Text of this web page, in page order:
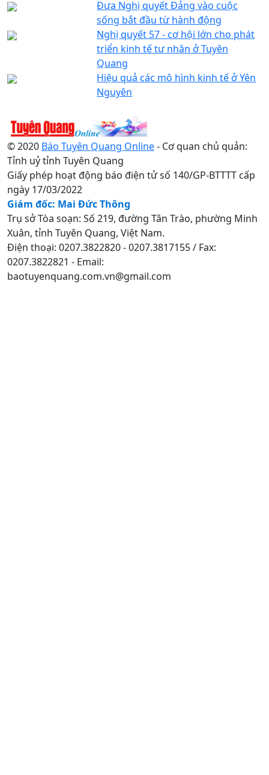
Đưa Nghị quyết Đảng vào cuộc
sống bắt đầu từ hành động
Nghị quyết 57 - cơ hội lớn cho phát
triển kinh tế tư nhân ở Tuyên
Quang
Hiệu quả các mô hình kinh tế ở Yên
Nguyên
© 2020 Báo Tuyên Quang Online- Cơ quan chủ quản:
Tỉnh uỷ tỉnh Tuyên Quang
Giấy phép hoạt động báo điện tử số 140/GP-BTTTT cấp
ngày 17/03/2022
Giám đốc: Mai Đức Thông
Trụ sở Tòa soạn: Số 219, đường Tân Trào, phường Minh
Xuân, tỉnh Tuyên Quang, Việt Nam.
Điện thoại: 0207.3822820 - 0207.3817155 / Fax:
0207.3822821 - Email:
baotuyenquang.com.vn@gmail.com